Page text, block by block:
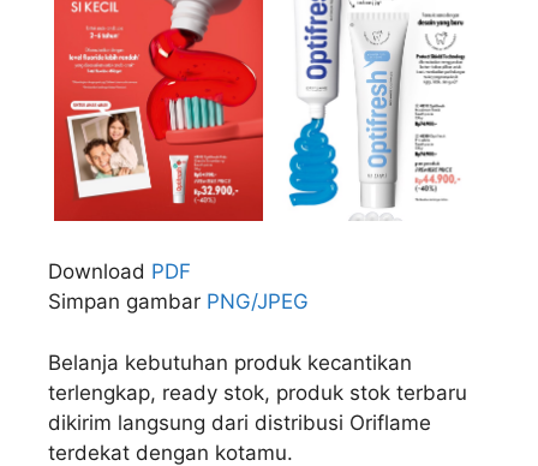
Download PDF
Simpan gambar PNG/JPEG
Belanja kebutuhan produk kecantikan
terlengkap, ready stok, produk stok terbaru
dikirim langsung dari distribusi Oriflame
terdekat dengan kotamu.